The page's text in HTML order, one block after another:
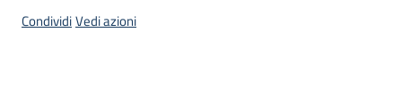
CondividiVedi azioni